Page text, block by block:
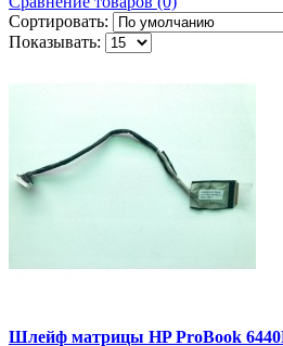
Сортировать:
Показывать:
Шлейф матрицы HP ProBook